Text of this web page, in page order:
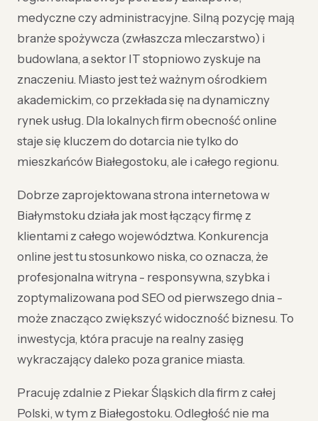
medyczne czy administracyjne. Silną pozycję mają
branże spożywcza (zwłaszcza mleczarstwo) i
budowlana, a sektor IT stopniowo zyskuje na
znaczeniu. Miasto jest też ważnym ośrodkiem
akademickim, co przekłada się na dynamiczny
rynek usług. Dla lokalnych firm obecność online
staje się kluczem do dotarcia nie tylko do
mieszkańców Białegostoku, ale i całego regionu.
Dobrze zaprojektowana strona internetowa w
Białymstoku działa jak most łączący firmę z
klientami z całego województwa. Konkurencja
online jest tu stosunkowo niska, co oznacza, że
profesjonalna witryna - responsywna, szybka i
zoptymalizowana pod SEO od pierwszego dnia -
może znacząco zwiększyć widoczność biznesu. To
inwestycja, która pracuje na realny zasięg
wykraczający daleko poza granice miasta.
Pracuję zdalnie z Piekar Śląskich dla firm z całej
Polski, w tym z Białegostoku. Odległość nie ma